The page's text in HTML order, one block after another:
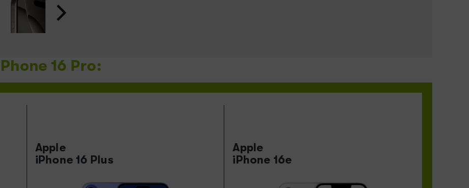
16 Pro:
Apple
iPhone 16 Plus
Apple
iPhone 16e